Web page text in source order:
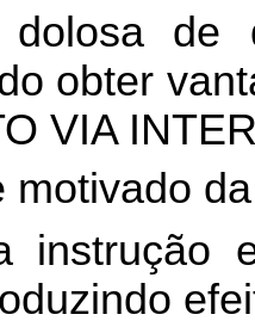
de
obter
VIA
motivado
instrução